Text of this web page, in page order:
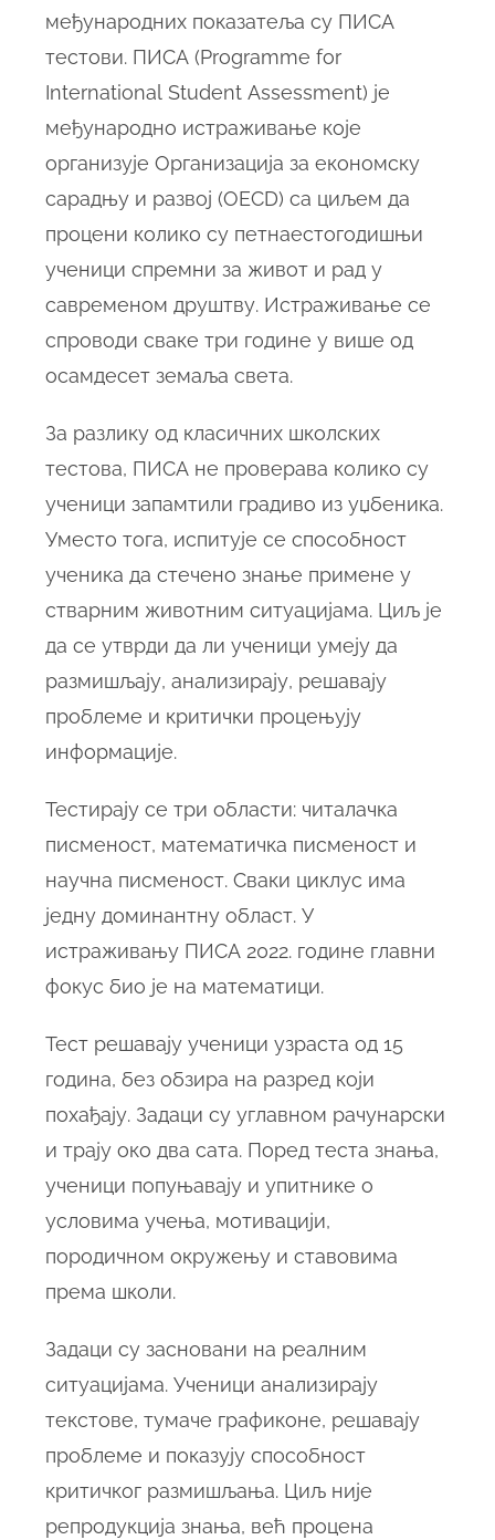
међународних показатеља су ПИСА
тестови. ПИСА (Programme for
International Student Assessment) је
међународно истраживање које
организује Организација за економску
сарадњу и развој (OECD) са циљем да
процени колико су петнаестогодишњи
ученици спремни за живот и рад у
савременом друштву. Истраживање се
спроводи сваке три године у више од
осамдесет земаља света.
За разлику од класичних школских
тестова, ПИСА не проверава колико су
ученици запамтили градиво из уџбеника.
Уместо тога, испитује се способност
ученика да стечено знање примене у
стварним животним ситуацијама. Циљ је
да се утврди да ли ученици умеју да
размишљају, анализирају, решавају
проблеме и критички процењују
информације.
Тестирају се три области: читалачка
писменост, математичка писменост и
научна писменост. Сваки циклус има
једну доминантну област. У
истраживању ПИСА 2022. године главни
фокус био је на математици.
Тест решавају ученици узраста од 15
година, без обзира на разред који
похађају. Задаци су углавном рачунарски
и трају око два сата. Поред теста знања,
ученици попуњавају и упитнике о
условима учења, мотивацији,
породичном окружењу и ставовима
према школи.
Задаци су засновани на реалним
ситуацијама. Ученици анализирају
текстове, тумаче графиконе, решавају
проблеме и показују способност
критичког размишљања. Циљ није
репродукција знања, већ процена